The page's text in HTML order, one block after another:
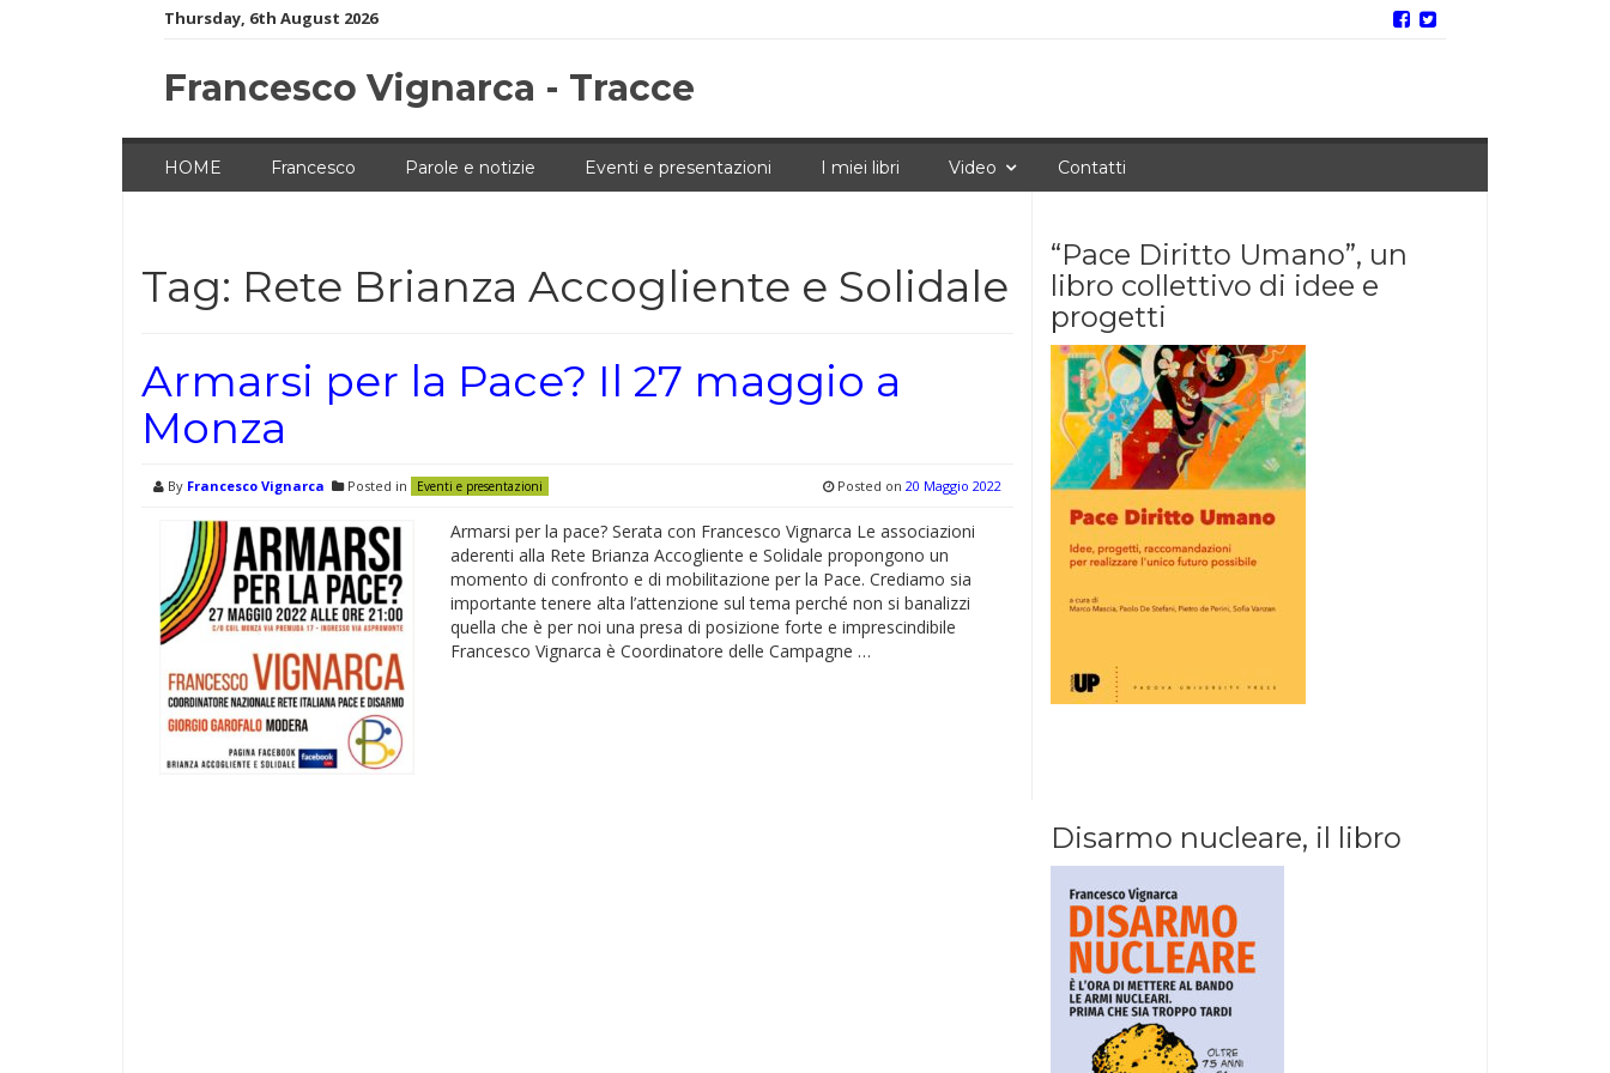
Thursday, 6th August 2026
Francesco Vignarca - Tracce
HOME Francesco Parole e notizie Eventi e presentazioni I miei libri Video Contatti
Tag: Rete Brianza Accogliente e Solidale
Armarsi per la Pace? Il 27 maggio a
Monza
By Francesco Vignarca Posted in Eventi e presentazioni Posted on 20 Maggio 2022
Armarsi per la pace? Serata con Francesco Vignarca Le associazioni
aderenti alla Rete Brianza Accogliente e Solidale propongono un
momento di confronto e di mobilitazione per la Pace. Crediamo sia
importante tenere alta l’attenzione sul tema perché non si banalizzi
quella che è per noi una presa di posizione forte e imprescindibile
Francesco Vignarca è Coordinatore delle Campagne …
“Pace Diritto Umano”, un
libro collettivo di idee e
progetti
Disarmo nucleare, il libro